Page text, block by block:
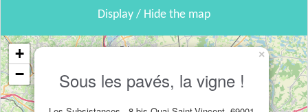
Display / Hide the map
Sous les pavés, la vigne !
×
+
−